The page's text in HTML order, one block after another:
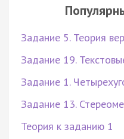
Задание 5. Теория
Задание 19.
Задание 1.
Задание 13.
Теория к заданию 1